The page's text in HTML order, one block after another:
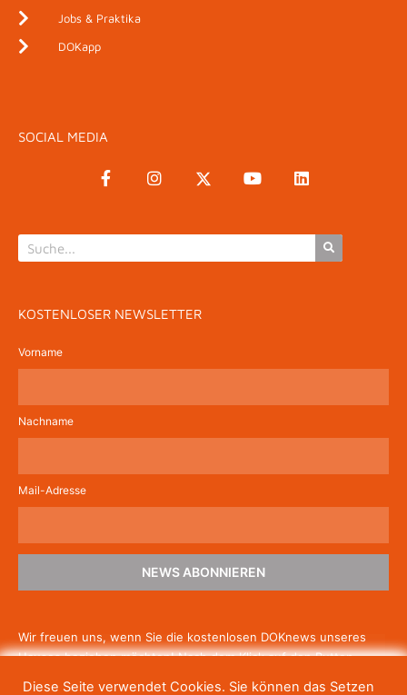
Jobs & Praktika
DOKapp
SOCIAL MEDIA
KOSTENLOSER NEWSLETTER
Vorname
Nachname
Mail-Adresse
NEWS ABONNIEREN
Wir freuen uns, wenn Sie die kostenlosen DOKnews unseres
Hauses beziehen möchten! Nach dem Klick auf den Button
Diese Seite verwendet Cookies. Sie können das Setzen